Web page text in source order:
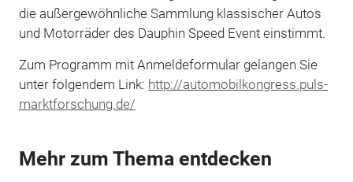
die außergewöhnliche Sammlung klassischer Autos
und Motorräder des Dauphin Speed Event einstimmt.
Zum Programm mit Anmeldeformular gelangen Sie
unter folgendem Link: http://automobilkongress.puls-
marktforschung.de/
Mehr zum Thema entdecken